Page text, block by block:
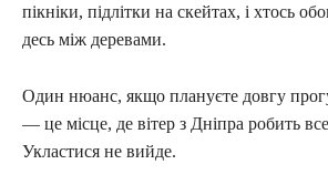
пікніки, підлітки на скейтах, і хтось
десь між деревами.
Один нюанс, якщо плануєте довгу
— це місце, де вітер з Дніпра робить
Укластися не вийде.